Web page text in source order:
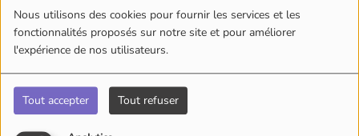
Nous utilisons des cookies pour fournir les services et les
fonctionnalités proposés sur notre site et pour améliorer
l'expérience de nos utilisateurs.
Tout accepter Tout refuser